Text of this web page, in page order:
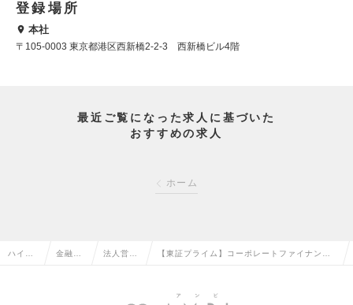
登録場所
本社
〒105-0003 東京都港区西新橋2-2-3 西新橋ビル4階
最近ご覧になった求人に基づいた
おすすめの求人
ホーム
ハイク 金融系 法人営業 【東証プライム】コーポレートファイナンス